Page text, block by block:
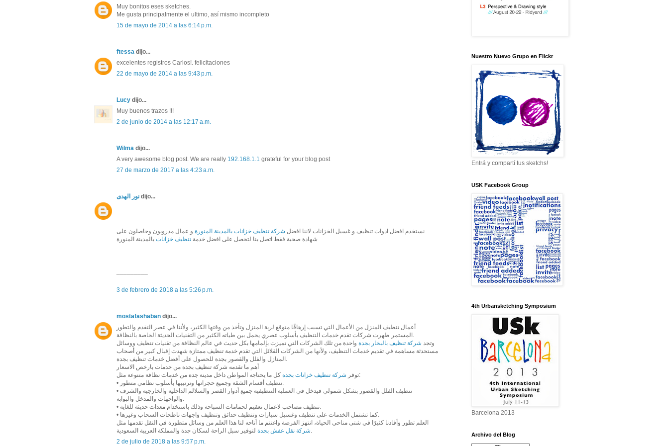
Muy bonitos eses sketches.
Me gusta principalmente el ultimo, así mismo incompleto
15 de mayo de 2014 a las 6:14 p.m.
ftessa dijo...
excelentes registros Carlos!. felicitaciones
22 de mayo de 2014 a las 9:43 p.m.
Lucy dijo...
Muy buenos trazos !!!
2 de junio de 2014 a las 12:17 a.m.
Wilma dijo...
A very awesome blog post. We are really 192.168.1.1 grateful for your blog post
27 de marzo de 2017 a las 4:23 a.m.
نور الهدى dijo...
نستخدم افضل ادوات تنظيف و غسيل الخزانات لاننا افضل شركة تنظيف خزانات بالمدينة المنورة و عمال مدروبون وحاصلون على
شهادة صحية فقط اتصل بنا لتحصل على افضل خدمة تنظيف خزانات بالمدينة المنورة
3 de febrero de 2018 a las 5:26 p.m.
mostafashaban dijo...
أعمال تنظيف المنزل من الأعمال التي تسبب إرهاقًا متوقع لربة المنزل وتأخذ من وقتها الكثير، ولأننا في عصر التقدم والتطور
المستمر ظهرت شركات تقدم خدمات التنظيف بأسلوب عصري يحمل بين طياته الكثير من التقنيات الحديثة الخاصة بالنظافة.
وتجد شركة تنظيف بالبخار بجدة واحدة من تلك الشركات التي تميزت بإلمامها بكل حديث في عالم النظافة من تقنيات تنظيف ووسائل
مستحدثة مساهمة في تقديم خدمات التنظيف، ولأنها من الشركات القلائل التي تقدم خدمة تنظيف ممتازة شهدت إقبال كبير من أصحاب
المنازل والفلل والقصور بجدة للحصول على أفضل خدمات تنظيف بجدة.
أهم ما تقدمه شركة تنظيف بجدة من خدمات بارخص الاسعار
توفر شركة تنظيف خزانات بجدة
كل ما يحتاجه المواطن داخل مدينة جدة من خدمات نظافة متنوعة مثل:
• تنظيف أقسام الشقة وجميع حجراتها وترتيبها بأسلوب نظامي متطور.
• تنظيف الفلل والقصور بشكل شمولي فيدخل في العملية التنظيفية جميع أدوار القصر والسلالم الداخلية والخارجية والشرف
والواجهات والمدخل والبوابة.
• تنظيف مصاحب لاعمال تعقيم لحمامات السباحة وذلك باستخدام معدات حديثة للغاية.
• كما تشتمل الخدمات على تنظيف وغسيل سيارات وتنظيف حدائق وتنظيف واجهات ناطحات السحاب وغيرها.
العلم تطور وأفادنا كثيرًا في شتى مناحي الحياة، انتهز الفرصة واغتنم ما أتاحه لنا هذا العلم من وسائل متطورة في النقل تقدمها مثل
شركة نقل عفش بجدةلتوفير سبل الراحة لسكان جدة والمملكة العربية السعودية.
2 de julio de 2018 a las 9:57 p.m.
Nuestro Nuevo Grupo en Flickr
Entrá y compartí tus sketchs!
USK Facebook Group
4th Urbansketching Symposium
Barcelona 2013
Archivo del Blog